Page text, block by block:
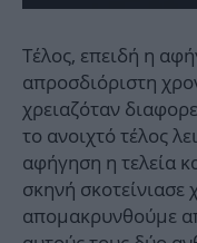
Τέλος, επειδή η
απροσδιόριστη
χρειαζόταν
το ανοιχτό τέλος
αφήγηση η τελεία
σκηνή
απομακρυνθούμε